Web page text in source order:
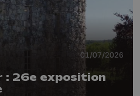
01/07/2026
: 26e exposition